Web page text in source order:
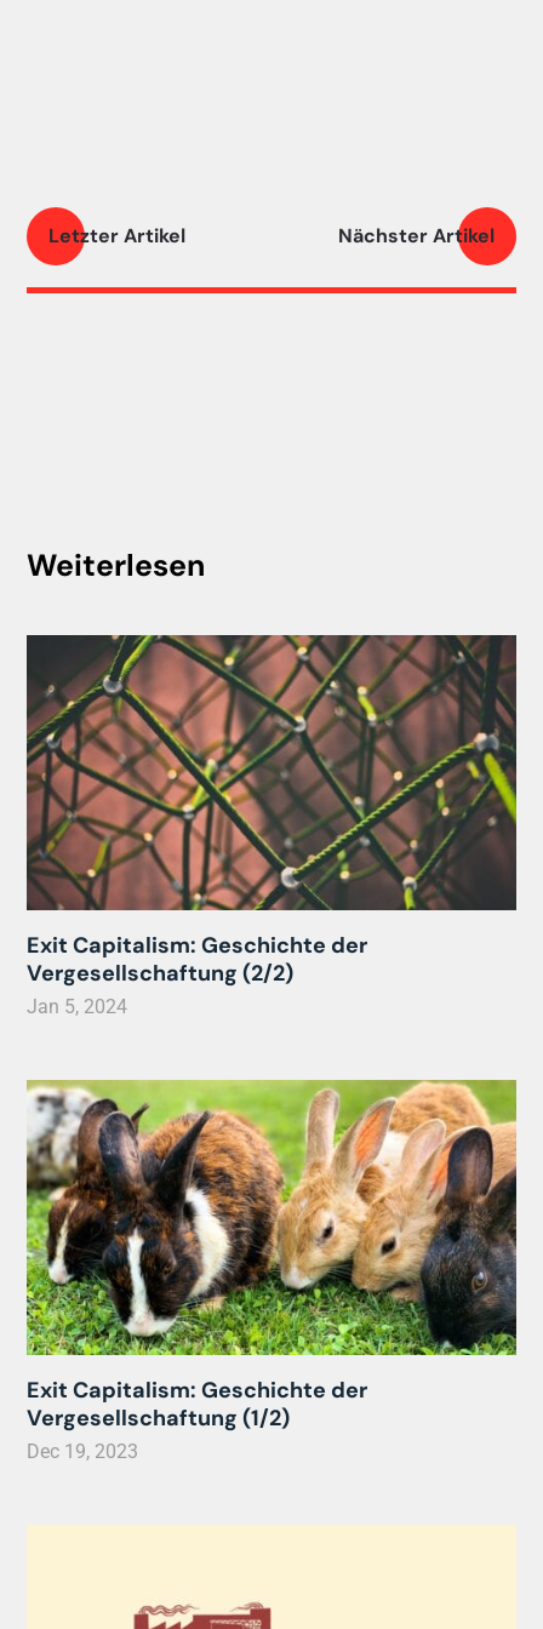
Letzter Artikel Nächster Artikel
Weiterlesen
Exit Capitalism: Geschichte der
Vergesellschaftung (2/2)
Jan 5, 2024
Exit Capitalism: Geschichte der
Vergesellschaftung (1/2)
Dec 19, 2023